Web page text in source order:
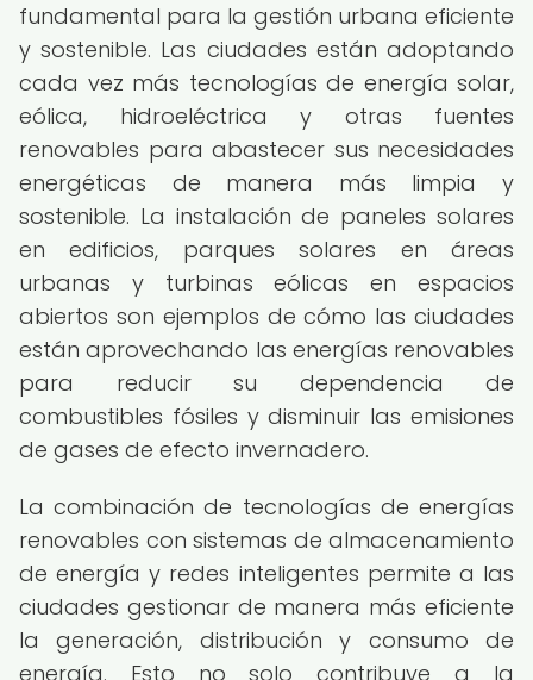
fundamental para la gestión urbana eficiente
y sostenible. Las ciudades están adoptando
cada vez más tecnologías de energía solar,
eólica, hidroeléctrica y otras fuentes
renovables para abastecer sus necesidades
energéticas de manera más limpia y
sostenible. La instalación de paneles solares
en edificios, parques solares en áreas
urbanas y turbinas eólicas en espacios
abiertos son ejemplos de cómo las ciudades
están aprovechando las energías renovables
para reducir su dependencia de
combustibles fósiles y disminuir las emisiones
de gases de efecto invernadero.
La combinación de tecnologías de energías
renovables con sistemas de almacenamiento
de energía y redes inteligentes permite a las
ciudades gestionar de manera más eficiente
la generación, distribución y consumo de
energía. Esto no solo contribuye a la